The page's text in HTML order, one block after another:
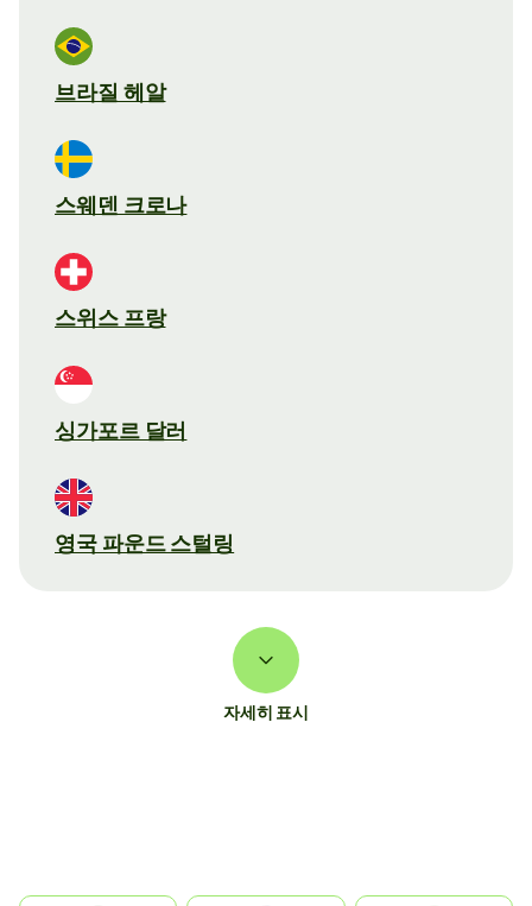
브라질 헤알
스웨덴 크로나
스위스 프랑
싱가포르 달러
영국 파운드 스털링
자세히 표시